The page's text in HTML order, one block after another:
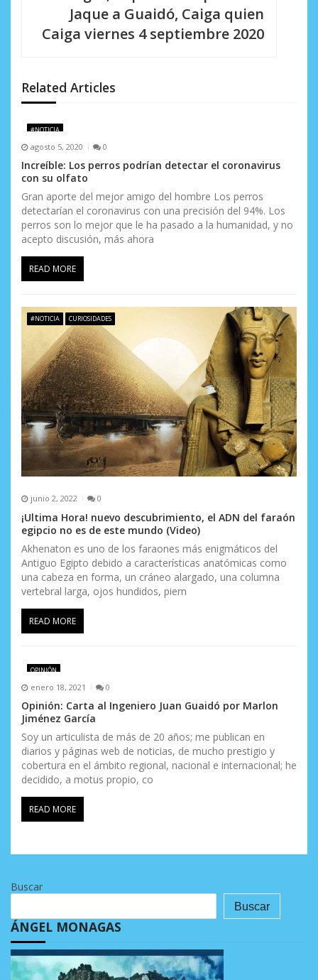
n
d
e
e
n
t
r
a
d
a
s
Jaque a Guaidó, Caiga quien
Caiga viernes 4 septiembre 2020
Related Articles
#NOTICIA
agosto 5, 2020 0
Increíble: Los perros podrían detectar el coronavirus
con su olfato
Gran aporte del mejor amigo del hombre Los perros
detectarían el coronavirus con una precisión del 94%. Los
perros son lo mejor que le ha pasado a la humanidad, y no
acepto discusión, más ahora
READ MORE
#NOTICIA CURIOSIDADES
junio 2, 2022 0
¡Ultima Hora! nuevo descubrimiento, el ADN del faraón
egipcio no es de este mundo (Video)
Akhenaton es uno de los faraones más enigmáticos del
Antiguo Egipto debido a características anatómicas como
una cabeza en forma, un cráneo alargado, una columna
vertebral larga, ojos hundidos, piern
READ MORE
OPINIÓN
enero 18, 2021 0
Opinión: Carta al Ingeniero Juan Guaidó por Marlon
Jiménez García
Soy un articulista de más de 20 años; me publican en
diarios y páginas web de noticias, de mucho prestigio y
cobertura en el ámbito regional, nacional e internacional; he
decidido, a motus propio, co
READ MORE
Buscar
Buscar
ÁNGEL MONAGAS